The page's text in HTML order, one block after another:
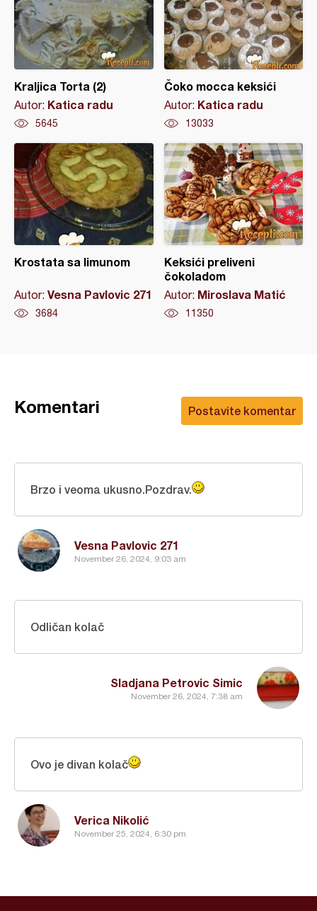
Kraljica Torta (2)
Autor: Katica radu
5645
Čoko mocca keksići
Autor: Katica radu
13033
Krostata sa limunom
Autor: Vesna Pavlovic 271
3684
Keksići preliveni
čokoladom
Autor: Miroslava Matić
11350
Postavite komentar
Komentari
Vesna Pavlovic 271
November 26, 2024, 9:03 am
Brzo i veoma ukusno.Pozdrav.
Sladjana Petrovic Simic
November 26, 2024, 7:38 am
Odličan kolač
Verica Nikolić
November 25, 2024, 6:30 pm
Ovo je divan kolač